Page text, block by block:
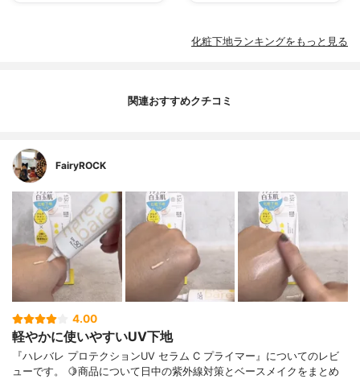
化粧下地ランキングをもっと見る
関連おすすめクチコミ
FairyROCK
4.00
軽やかに使いやすいUV下地
『ハレバレ プロテクションUV セラム C プライマー』についてのレビ
ューです。 🍋商品について日中の紫外線対策とベースメイクをまとめ